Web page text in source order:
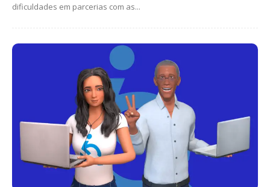
dificuldades em parcerias com as...